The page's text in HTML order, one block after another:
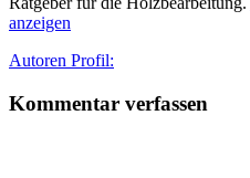
anzeigen
Autor
Autoren Profil:
Kommentar verfassen